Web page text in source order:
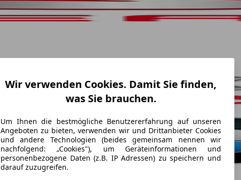
Wir verwenden Cookies. Damit Sie finden,
was Sie brauchen.
Um Ihnen die bestmögliche Benutzererfahrung auf unseren
Angeboten zu bieten, verwenden wir und Drittanbieter Cookies
und andere Technologien (beides gemeinsam nennen wir
nachfolgend: „Cookies"), um Geräteinformationen und
personenbezogene Daten (z.B. IP Adressen) zu speichern und
darauf zuzugreifen.